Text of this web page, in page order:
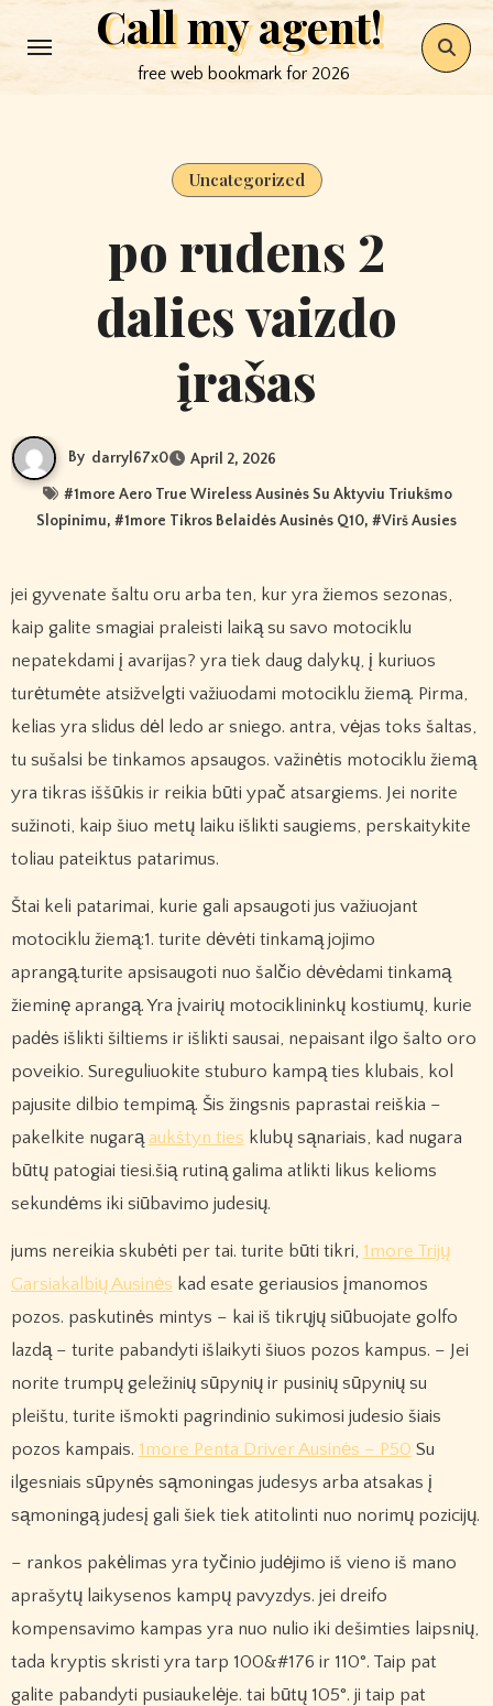
to
Call my agent!
free web bookmark for 2026
Uncategorized
po rudens 2
dalies vaizdo
įrašas
By darryl67x0 April 2, 2026
#1more Aero True Wireless Ausinės Su Aktyviu Triukšmo
Slopinimu, #1more Tikros Belaidės Ausinės Q10, #Virš Ausies
jei gyvenate šaltu oru arba ten, kur yra žiemos sezonas,
kaip galite smagiai praleisti laiką su savo motociklu
nepatekdami į avarijas? yra tiek daug dalykų, į kuriuos
turėtumėte atsižvelgti važiuodami motociklu žiemą. Pirma,
kelias yra slidus dėl ledo ar sniego. antra, vėjas toks šaltas,
tu sušalsi be tinkamos apsaugos. važinėtis motociklu žiemą
yra tikras iššūkis ir reikia būti ypač atsargiems. Jei norite
sužinoti, kaip šiuo metų laiku išlikti saugiems, perskaitykite
toliau pateiktus patarimus.
Štai keli patarimai, kurie gali apsaugoti jus važiuojant
motociklu žiemą:1. turite dėvėti tinkamą jojimo
aprangą.turite apsisaugoti nuo šalčio dėvėdami tinkamą
žieminę aprangą. Yra įvairių motociklininkų kostiumų, kurie
padės išlikti šiltiems ir išlikti sausai, nepaisant ilgo šalto oro
poveikio. Sureguliuokite stuburo kampą ties klubais, kol
pajusite dilbio tempimą. Šis žingsnis paprastai reiškia –
pakelkite nugarą aukštyn ties klubų sąnariais, kad nugara
būtų patogiai tiesi.šią rutiną galima atlikti likus kelioms
sekundėms iki siūbavimo judesių.
jums nereikia skubėti per tai. turite būti tikri, 1more Trijų
Garsiakalbių Ausinės kad esate geriausios įmanomos
pozos. paskutinės mintys – kai iš tikrųjų siūbuojate golfo
lazdą – turite pabandyti išlaikyti šiuos pozos kampus. – Jei
norite trumpų geležinių sūpynių ir pusinių sūpynių su
pleištu, turite išmokti pagrindinio sukimosi judesio šiais
pozos kampais. 1more Penta Driver Ausinės – P50 Su
ilgesniais sūpynės sąmoningas judesys arba atsakas į
sąmoningą judesį gali šiek tiek atitolinti nuo norimų pozicijų.
– rankos pakėlimas yra tyčinio judėjimo iš vieno iš mano
aprašytų laikysenos kampų pavyzdys. jei dreifo
kompensavimo kampas yra nuo nulio iki dešimties laipsnių,
tada kryptis skristi yra tarp 100&#176 ir 110°. Taip pat
galite pabandyti pusiaukelėje. tai būtų 105°. ji taip pat